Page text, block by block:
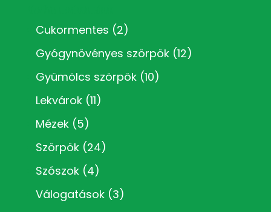
Cukormentes (2)
Gyógynövényes szörpök (12)
Gyümölcs szörpök (10)
Lekvárok (11)
Mézek (5)
Szörpök (24)
Szószok (4)
Válogatások (3)